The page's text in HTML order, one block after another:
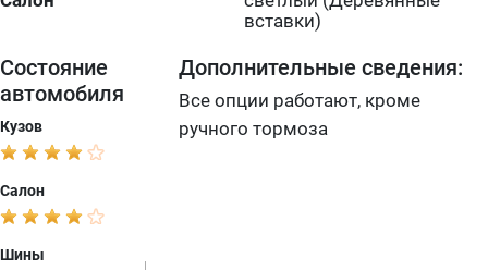
вставки)
Состояние
автомобиля
Кузов
Салон
Шины
Дополнительные сведения:
Все опции работают, кроме
ручного тормоза